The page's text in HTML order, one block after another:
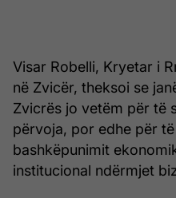
Visar Robelli, Kryetar i
në Zvicër, theksoi se
Zvicrës jo vetëm për të
përvoja, por edhe për
bashkëpunimit
institucional ndërmjet